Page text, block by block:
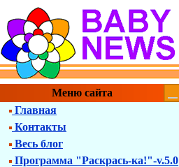
Меню сайта
Главная
Контакты
Весь блог
Программа "Раскрась-ка!"-v.5.0